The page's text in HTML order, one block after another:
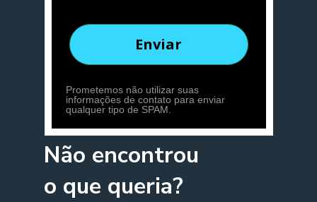
Enviar
Prometemos não utilizar suas
informações de contato para enviar
qualquer tipo de SPAM.
Não encontrou
o que queria?